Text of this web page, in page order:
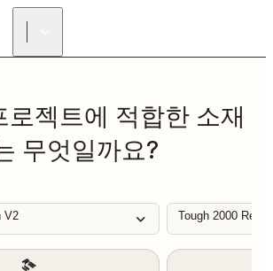
로젝트에 적합한 소재
무엇일까요?
V2 Tough 2000